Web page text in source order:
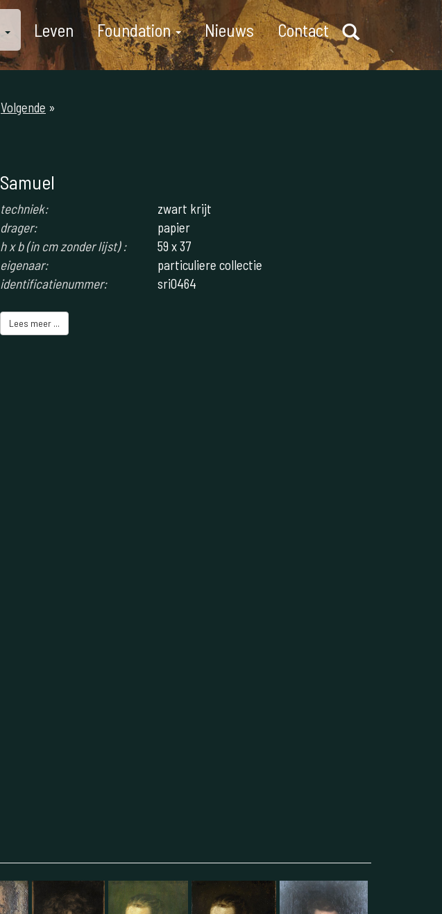
Leven Foundation Nieuws Contact
Volgende »
Samuel
techniek:
zwart krijt
drager:
papier
h x b (in cm zonder lijst) :
59 x 37
eigenaar:
particuliere collectie
identificatienummer:
sri0464
Lees meer ...